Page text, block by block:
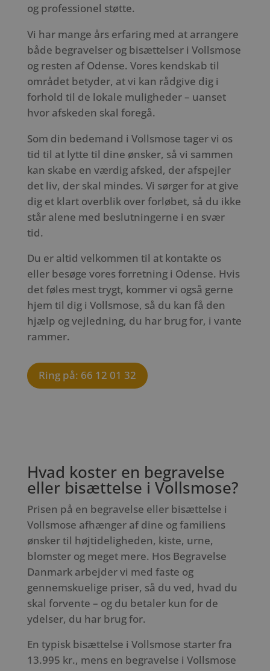
og professionel støtte.
Vi har mange års erfaring med at arrangere
både begravelser og bisættelser i Vollsmose
og resten af Odense. Vores kendskab til
området betyder, at vi kan rådgive dig i
forhold til de lokale muligheder – uanset
hvor afskeden skal foregå.
Som din bedemand i Vollsmose tager vi os
tid til at lytte til dine ønsker, så vi sammen
kan skabe en værdig afsked, der afspejler
det liv, der skal mindes. Vi sørger for at give
dig et klart overblik over forløbet, så du ikke
står alene med beslutningerne i en svær
tid.
Du er altid velkommen til at kontakte os
eller besøge vores forretning i Odense. Hvis
det føles mest trygt, kommer vi også gerne
hjem til dig i Vollsmose, så du kan få den
hjælp og vejledning, du har brug for, i vante
rammer.
Ring på: 66 12 01 32
Hvad koster en begravelse
eller bisættelse i Vollsmose?
Prisen på en begravelse eller bisættelse i
Vollsmose afhænger af dine og familiens
ønsker til højtideligheden, kiste, urne,
blomster og meget mere. Hos Begravelse
Danmark arbejder vi med faste og
gennemskuelige priser, så du ved, hvad du
skal forvente – og du betaler kun for de
ydelser, du har brug for.
En typisk bisættelse i Vollsmose starter fra
13.995 kr., mens en begravelse i Vollsmose